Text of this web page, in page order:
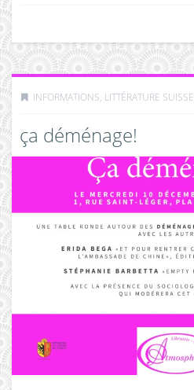
INFORMATIONS, LITTÉRATURE SUISSE
ça déménage!